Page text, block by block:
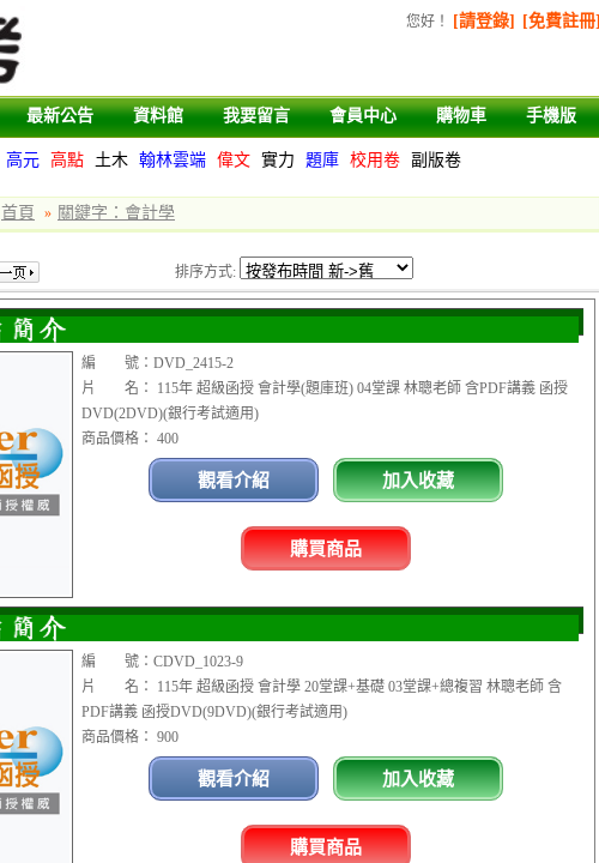
您好 ！ [請登錄] [免費註冊]
最新公告 資料館 我要留言 會員中心 購物車 手機版
高元 高點 土木 翰林雲端 偉文 實力 題庫 校用卷 副版卷
首頁 » 關鍵字：會計學
排序方式:
編 號：DVD_2415-2
片 名： 115年 超級函授 會計學(題庫班) 04堂課 林聰老師 含PDF講義 函授
DVD(2DVD)(銀行考試適用)
商品價格： 400
觀看介紹 加入收藏
購買商品
編 號：CDVD_1023-9
片 名： 115年 超級函授 會計學 20堂課+基礎 03堂課+總複習 林聰老師 含
PDF講義 函授DVD(9DVD)(銀行考試適用)
商品價格： 900
觀看介紹 加入收藏
購買商品